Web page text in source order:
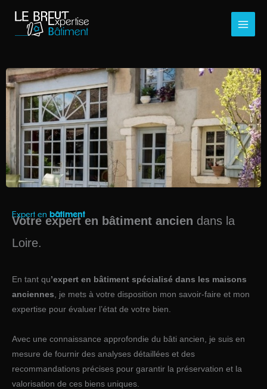
contenu
Expert en bâtiment
Votre expert en bâtiment ancien dans la
Loire.
En tant qu’expert en bâtiment spécialisé dans les maisons
anciennes , je mets à votre disposition mon savoir-faire et mon
expertise pour évaluer l’état de votre bien.
Avec une connaissance approfondie du bâti ancien, je suis en
mesure de fournir des analyses détaillées et des
recommandations précises pour garantir la préservation et la
valorisation de ces biens uniques.